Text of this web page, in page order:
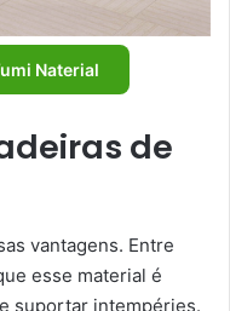
Naterial
de
vantagens. Entre
esse material é
suportar intempéries.